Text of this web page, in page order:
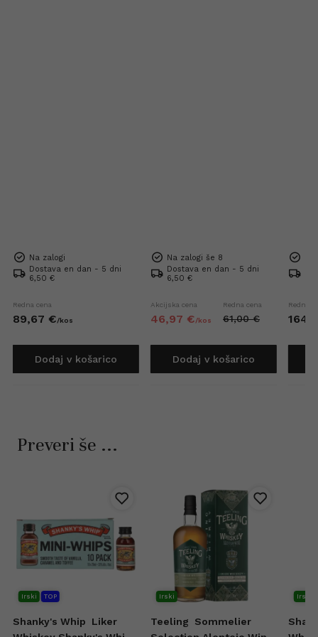
Na zalogi
Dostava en dan - 5 dni
6,50 €
Redna cena
89,67 €/kos
Dodaj v košarico
Na zalogi še 8
Dostava en dan - 5 dni
6,50 €
Akcijska cena
46,97 €/kos
Redna cena
61,00 €
Dodaj v košarico
Redna
164,
Preveri še ...
Irski TOP
Shanky's Whip
Liker
Irski
Teeling
Sommelier
Irski